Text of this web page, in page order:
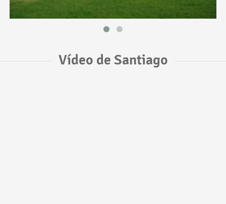
Vídeo de Santiago